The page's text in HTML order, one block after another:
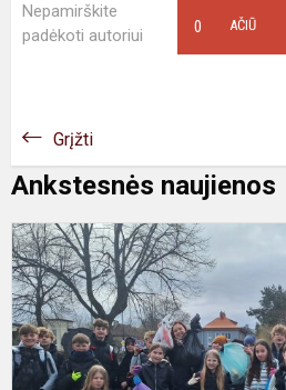
Nepamirškite
padėkoti autoriui
AČIŪ
0
Grįžti
Ankstesnės naujienos